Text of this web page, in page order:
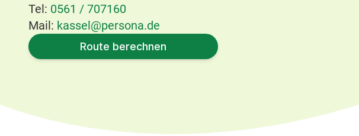
Tel: 0561 / 707160
Mail: kassel@persona.de
Route berechnen